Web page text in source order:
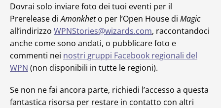
Dovrai solo inviare foto dei tuoi eventi per il
Prerelease diAmonkheto per l’Open House di Magic
all’indirizzo WPNStories@wizards.com, raccontandoci
anche come sono andati, o pubblicare foto e
commenti nei nostri gruppi Facebook regionali del
WPN (non disponibili in tutte le regioni).
Se non ne fai ancora parte, richiedi l’accesso a questa
fantastica risorsa per restare in contatto con altri